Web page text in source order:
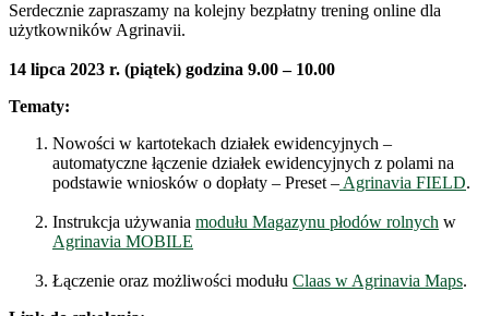
Serdecznie zapraszamy na kolejny bezpłatny trening online dla
użytkowników Agrinavii.
14 lipca 2023 r. (piątek) godzina 9.00 – 10.00
Tematy:
Nowości w kartotekach działek ewidencyjnych –
automatyczne łączenie działek ewidencyjnych z polami na
podstawie wniosków o dopłaty – Preset – Agrinavia FIELD.
Instrukcja używania modułu Magazynu płodów rolnych w
Agrinavia MOBILE
Łączenie oraz możliwości modułu Claas w Agrinavia Maps.